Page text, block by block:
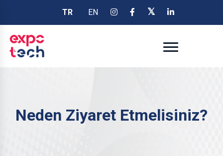
TR EN
Neden Ziyaret Etmelisiniz?